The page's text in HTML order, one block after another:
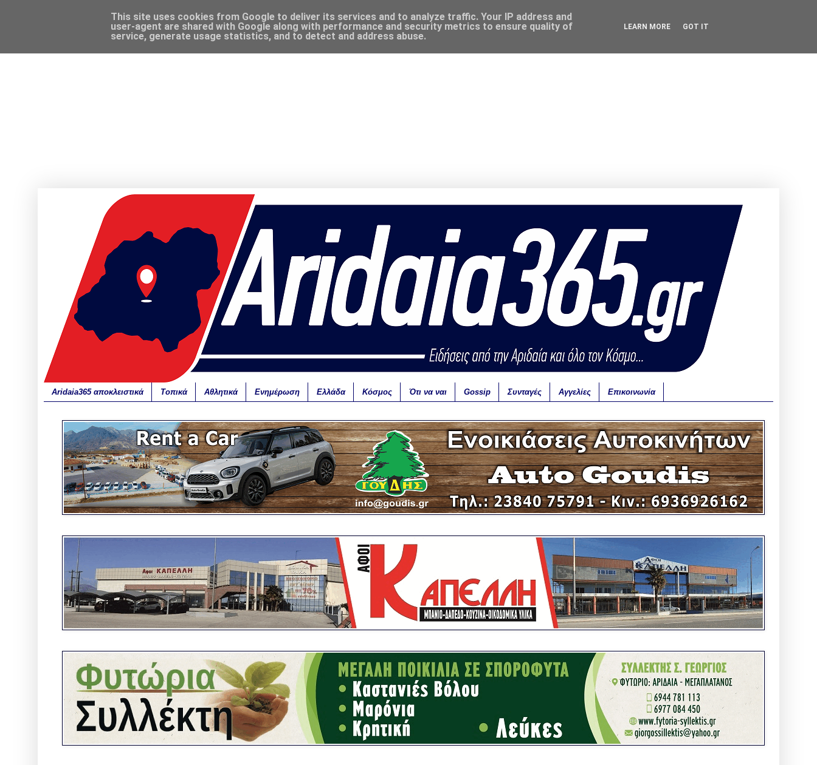
Aridaia365 αποκλειστικά Τοπικά Αθλητικά Ενημέρωση Ελλάδα Κόσμος Ότι να ναι Gossip Συνταγές Αγγελίες Επικοινωνία
This site uses cookies from Google to deliver its services and to analyze traffic. Your IP address and
user-agent are shared with Google along with performance and security metrics to ensure quality of
service, generate usage statistics, and to detect and address abuse.
LEARN MORE GOT IT